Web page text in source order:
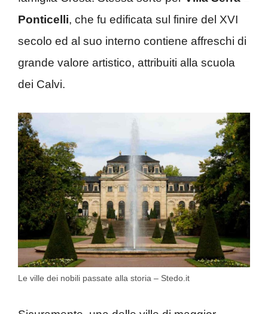
Ponticelli, che fu edificata sul finire del XVI
secolo ed al suo interno contiene affreschi di
grande valore artistico, attribuiti alla scuola
dei Calvi.
Le ville dei nobili passate alla storia – Stedo.it